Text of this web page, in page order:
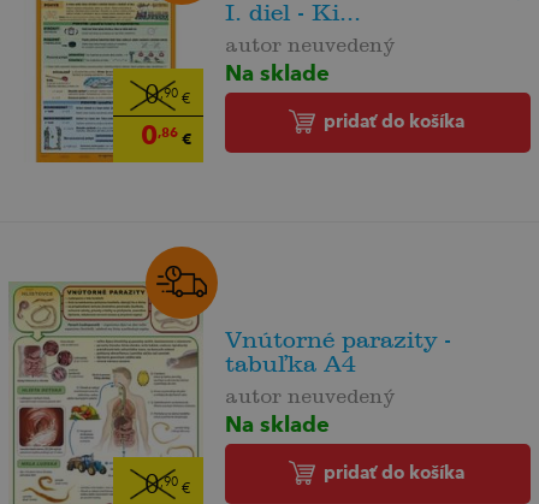
0,90€
0,86€
I. diel - Ki...
autor neuvedený
Na sklade
pridať do košíka
0,90€
Vnútorné parazity -
tabuľka A4
autor neuvedený
Na sklade
pridať do košíka